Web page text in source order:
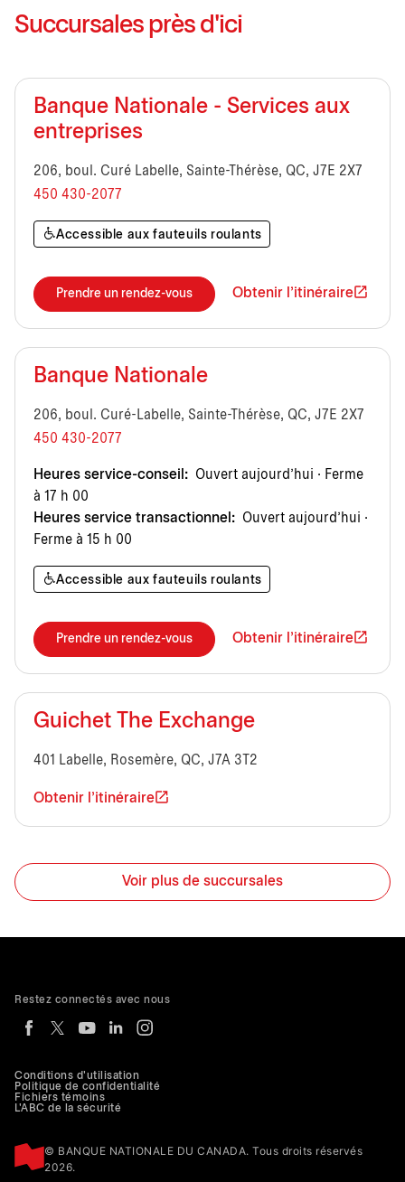
Succursales près d'ici
Banque Nationale - Services aux
entreprises
206, boul. Curé Labelle, Sainte-Thérèse, QC, J7E 2X7
450 430-2077
Accessible aux fauteuils roulants
Prendre un rendez-vous Obtenir l'itinéraire
Banque Nationale
206, boul. Curé-Labelle, Sainte-Thérèse, QC, J7E 2X7
450 430-2077
Heures service-conseil: Ouvert aujourd’hui · Ferme
à 17 h 00
Heures service transactionnel: Ouvert aujourd’hui ·
Ferme à 15 h 00
Accessible aux fauteuils roulants
Prendre un rendez-vous Obtenir l'itinéraire
Guichet The Exchange
401 Labelle, Rosemère, QC, J7A 3T2
Obtenir l'itinéraire
Voir plus de succursales
Conditions d'utilisation
Politique de confidentialité
Fichiers témoins
L'ABC de la sécurité
© BANQUE NATIONALE DU CANADA. Tous droits réservés
2026.
Restez connectés avec nous